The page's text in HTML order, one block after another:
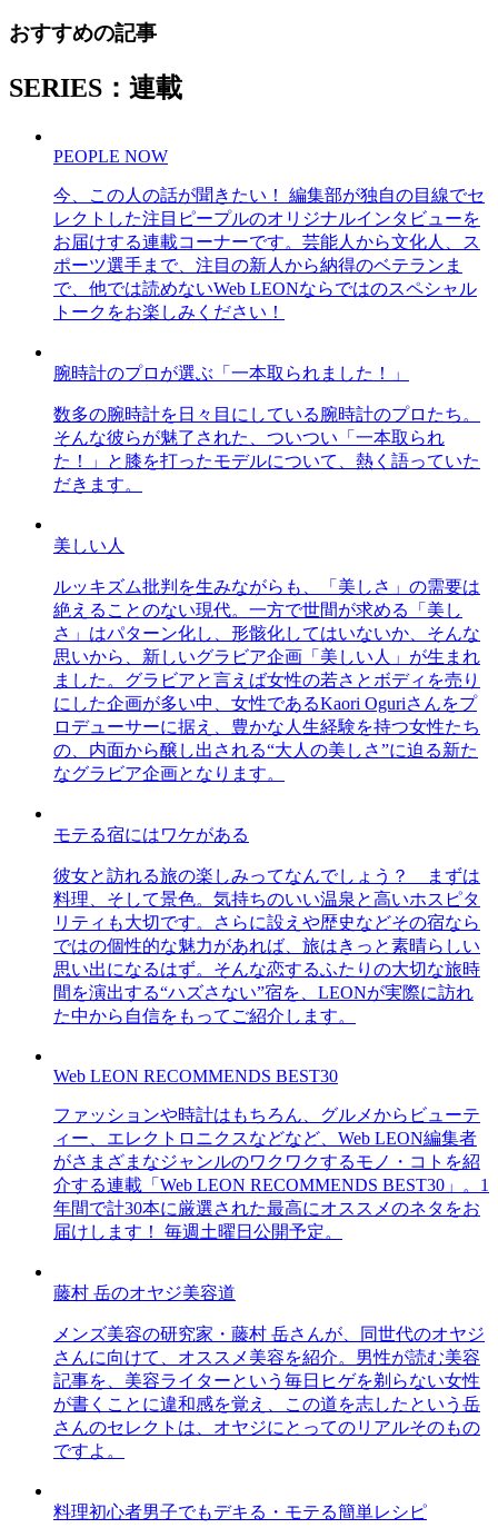
おすすめの記事
SERIES：連載
PEOPLE NOW
今、この人の話が聞きたい！ 編集部が独自の目線でセ
レクトした注目ピープルのオリジナルインタビューを
お届けする連載コーナーです。芸能人から文化人、ス
ポーツ選手まで、注目の新人から納得のベテランま
で、他では読めないWeb LEONならではのスペシャル
トークをお楽しみください！
腕時計のプロが選ぶ「一本取られました！」
数多の腕時計を日々目にしている腕時計のプロたち。
そんな彼らが魅了された、ついつい「一本取られ
た！」と膝を打ったモデルについて、熱く語っていた
だきます。
美しい人
ルッキズム批判を生みながらも、「美しさ」の需要は
絶えることのない現代。一方で世間が求める「美し
さ」はパターン化し、形骸化してはいないか、そんな
思いから、新しいグラビア企画「美しい人」が生まれ
ました。グラビアと言えば女性の若さとボディを売り
にした企画が多い中、女性であるKaori Oguriさんをプ
ロデューサーに据え、豊かな人生経験を持つ女性たち
の、内面から醸し出される“大人の美しさ”に迫る新た
なグラビア企画となります。
モテる宿にはワケがある
彼女と訪れる旅の楽しみってなんでしょう？ まずは
料理、そして景色。気持ちのいい温泉と高いホスピタ
リティも大切です。さらに設えや歴史などその宿なら
ではの個性的な魅力があれば、旅はきっと素晴らしい
思い出になるはず。そんな恋するふたりの大切な旅時
間を演出する“ハズさない”宿を、LEONが実際に訪れ
た中から自信をもってご紹介します。
Web LEON RECOMMENDS BEST30
ファッションや時計はもちろん、グルメからビューテ
ィー、エレクトロニクスなどなど、Web LEON編集者
がさまざまなジャンルのワクワクするモノ・コトを紹
介する連載「Web LEON RECOMMENDS BEST30」。1
年間で計30本に厳選された最高にオススメのネタをお
届けします！ 毎週土曜日公開予定。
藤村 岳のオヤジ美容道
メンズ美容の研究家・藤村 岳さんが、同世代のオヤジ
さんに向けて、オススメ美容を紹介。男性が読む美容
記事を、美容ライターという毎日ヒゲを剃らない女性
が書くことに違和感を覚え、この道を志したという岳
さんのセレクトは、オヤジにとってのリアルそのもの
ですよ。
料理初心者男子でもデキる・モテる簡単レシピ